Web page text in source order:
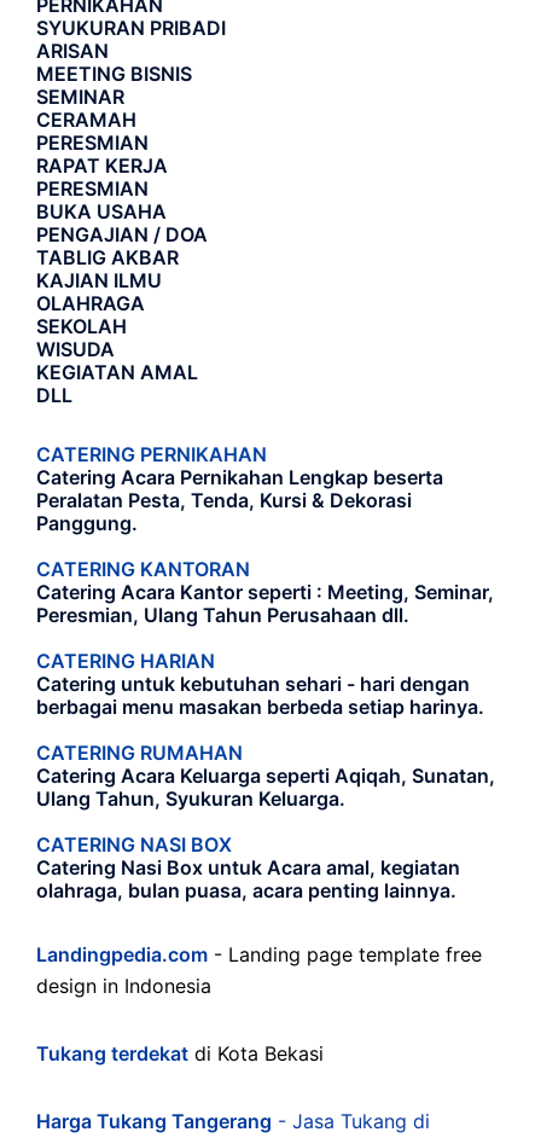
SYUKURAN PRIBADI
ARISAN
MEETING BISNIS
SEMINAR
CERAMAH
PERESMIAN
RAPAT KERJA
PERESMIAN
BUKA USAHA
PENGAJIAN / DOA
TABLIG AKBAR
KAJIAN ILMU
OLAHRAGA
SEKOLAH
WISUDA
KEGIATAN AMAL
DLL
CATERING PERNIKAHAN
Catering Acara Pernikahan Lengkap beserta
Peralatan Pesta, Tenda, Kursi & Dekorasi
Panggung.
CATERING KANTORAN
Catering Acara Kantor seperti : Meeting, Seminar,
Peresmian, Ulang Tahun Perusahaan dll.
CATERING HARIAN
Catering untuk kebutuhan sehari - hari dengan
berbagai menu masakan berbeda setiap harinya.
CATERING RUMAHAN
Catering Acara Keluarga seperti Aqiqah, Sunatan,
Ulang Tahun, Syukuran Keluarga.
CATERING NASI BOX
Catering Nasi Box untuk Acara amal, kegiatan
olahraga, bulan puasa, acara penting lainnya.
Landingpedia.com - Landing page template free
design in Indonesia
Tukang terdekat di Kota Bekasi
Harga Tukang Tangerang - Jasa Tukang di